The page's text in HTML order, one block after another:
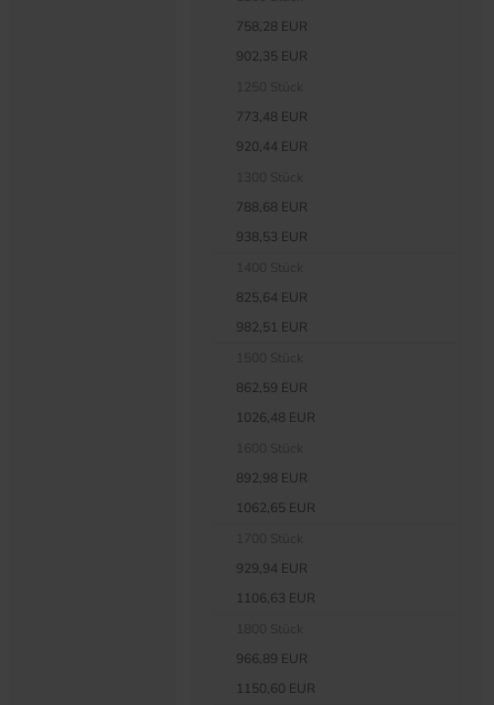
758,28 EUR
902,35 EUR
773,48 EUR
920,44 EUR
788,68 EUR
938,53 EUR
825,64 EUR
982,51 EUR
862,59 EUR
1026,48 EUR
892,98 EUR
1062,65 EUR
929,94 EUR
1106,63 EUR
966,89 EUR
1150,60 EUR